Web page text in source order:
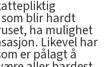
blir hardt
ha mulighet
Likevel har
er pålagt å